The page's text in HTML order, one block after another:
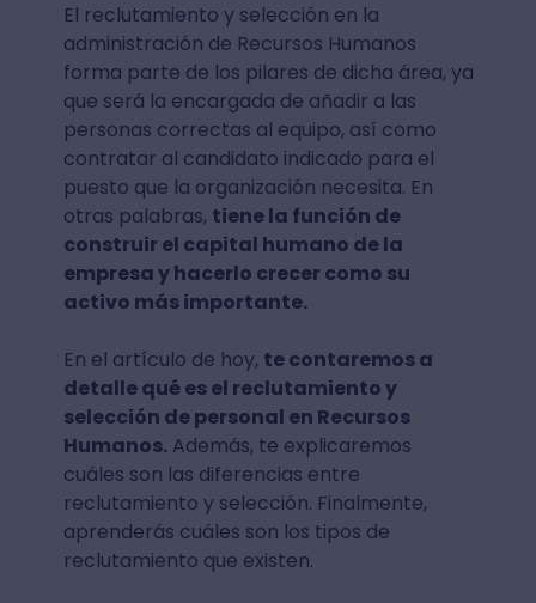
El reclutamiento y selección en la
administración de Recursos Humanos
forma parte de los pilares de dicha área, ya
que será la encargada de añadir a las
personas correctas al equipo, así como
contratar al candidato indicado para el
puesto que la organización necesita. En
otras palabras, tiene la función de
construir el capital humano de la
empresa y hacerlo crecer como su
activo más importante.
En el artículo de hoy, te contaremos a
detalle qué es el reclutamiento y
selección de personal en Recursos
Humanos.Además, te explicaremos
cuáles son las diferencias entre
reclutamiento y selección. Finalmente,
aprenderás cuáles son los tipos de
reclutamiento que existen.